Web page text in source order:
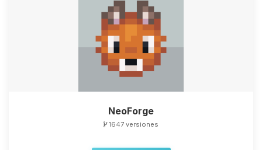
NeoForge
1647 versiones